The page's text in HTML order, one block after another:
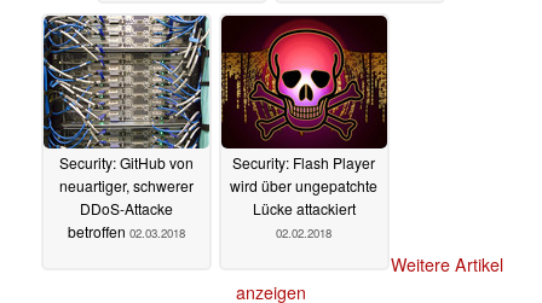
Security: GitHub von
neuartiger, schwerer
DDoS-Attacke
betroffen 02.03.2018
Security: Flash Player
wird über ungepatchte
Lücke attackiert
02.02.2018
Weitere Artikel
anzeigen